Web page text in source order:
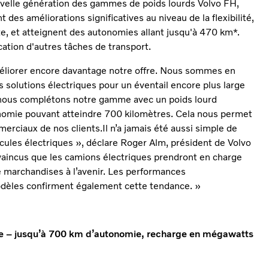
génération des gammes de poids lourds Volvo FH,
des améliorations significatives au niveau de la flexibilité,
et atteignent des autonomies allant jusqu'à 470 km*.
d'autres tâches de transport.
encore davantage notre offre. Nous sommes en
solutions électriques pour un éventail encore plus large
complétons notre gamme avec un poids lourd
pouvant atteindre 700 kilomètres. Cela nous permet
de nos clients.Il n’a jamais été aussi simple de
électriques », déclare Roger Alm, président de Volvo
que les camions électriques prendront en charge
à l’avenir. Les performances
confirment également cette tendance. »
jusqu’à 700 km d’autonomie, recharge en mégawatts